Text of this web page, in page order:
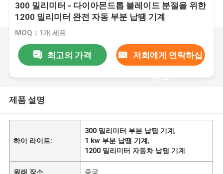
300 밀리미터 - 다이아몬드톱 블레이드 분절을 위한
1200 밀리미터 완전 자동 부분 납땜 기계
MOQ：1개 세트
최고의 가격 저희에게 연락하십
시오
제품 설명
하이 라이트:
300 밀리미터 부분 납땜 기계,
1 kw 부분 납땜 기계,
1200 밀리미터 자동차 납땜 기계
원래 장소 중국